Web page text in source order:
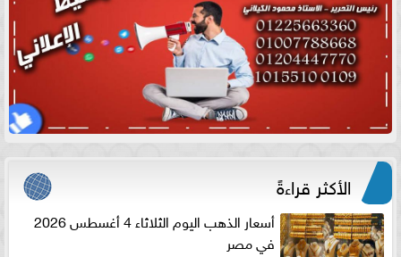
الأكثر قراءةً
أسعار الذهب اليوم الثلاثاء 4 أغسطس 2026
في مصر